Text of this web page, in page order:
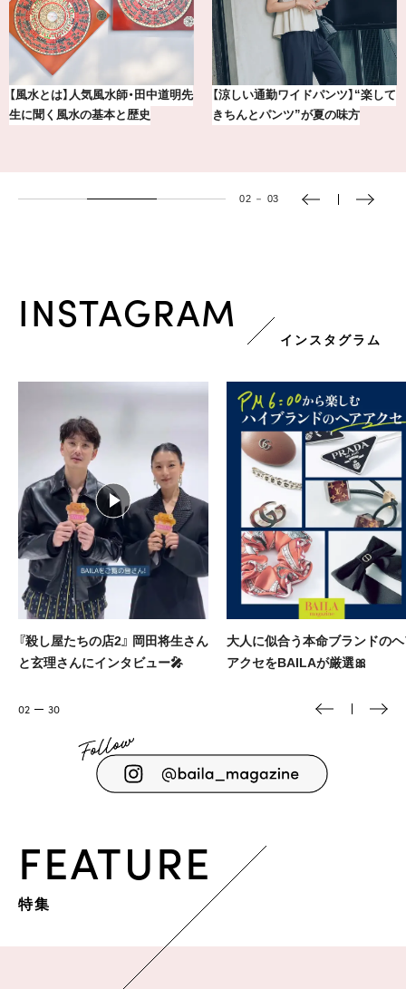
賢者たちに聞いてみた！ 嫉妬と上
手くつきあうコツとは？
【BAILA×OMO】ウオズミアミ描き
下ろし！金沢の旅リスト
03 － 03
INSTAGRAM
インスタグラム
大人に似合う本命ブランドのヘア
アクセをBAILAが厳選🎀
堀田真由主演💄💫 R30からのキ
ラキラメイク
03 30
FEATURE
特集